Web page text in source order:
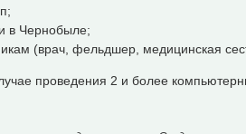
в Чернобыле;
(врач, фельдшер, медицинская
проведения 2 и более